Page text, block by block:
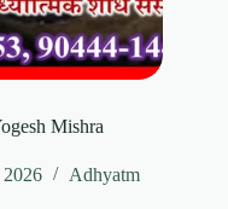
Mishra
Adhyatm